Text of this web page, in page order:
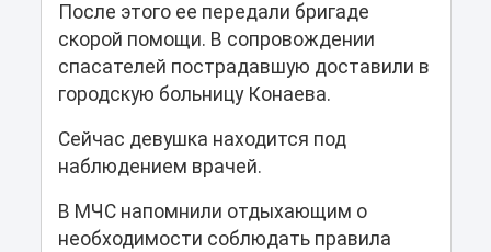
После этого ее передали бригаде
скорой помощи. В сопровождении
спасателей пострадавшую доставили в
городскую больницу Конаева.
Сейчас девушка находится под
наблюдением врачей.
В МЧС напомнили отдыхающим о
необходимости соблюдать правила